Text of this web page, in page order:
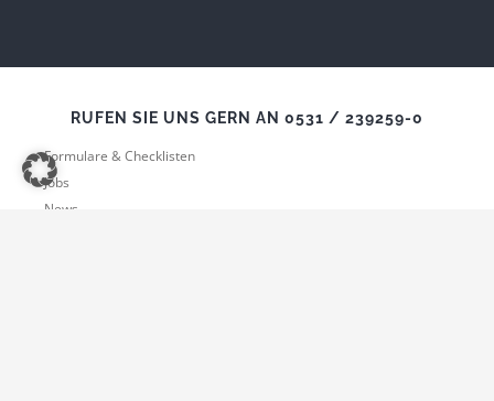
RUFEN SIE UNS GERN AN 0531 / 239259-0
Formulare & Checklisten
Jobs
News